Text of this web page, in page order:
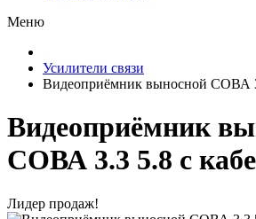
Меню
Усилители связи
Видеоприёмник выносной СОВА
Видеоприёмник
СОВА 3.3 5.8 с
Лидер продаж!